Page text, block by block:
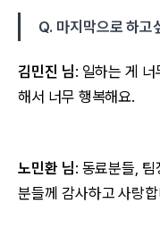
Q. 마지막으로 하고
김민진 님: 일하는 게
해서 너무 행복해요.
노민환 님: 동료분들,
분들께 감사하고 사랑